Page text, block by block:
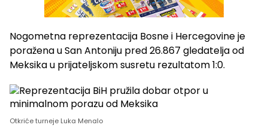
Nogometna reprezentacija Bosne i Hercegovine je
poražena u San Antoniju pred 26.867 gledatelja od
Meksika u prijateljskom susretu rezultatom 1:0.
Otkriće turneje Luka Menalo